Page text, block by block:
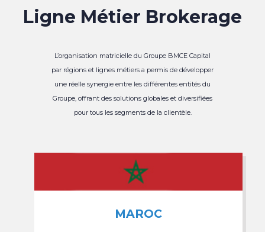
Ligne Métier Brokerage
L’organisation matricielle du Groupe BMCE Capital
par régions et lignes métiers a permis de développer
une réelle synergie entre les différentes entités du
Groupe, offrant des solutions globales et diversifiées
pour tous les segments de la clientèle.
MAROC